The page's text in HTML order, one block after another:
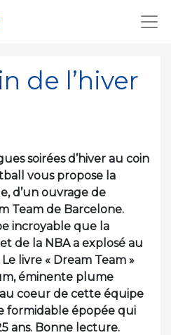
de l’hiver
soirées d’hiver au coin
vous propose la
d’un ouvrage de
Team de Barcelone.
incroyable que la
de la NBA a explosé au
livre « Dream Team »
éminente plume
au coeur de cette équipe
formidable épopée qui
ans. Bonne lecture.